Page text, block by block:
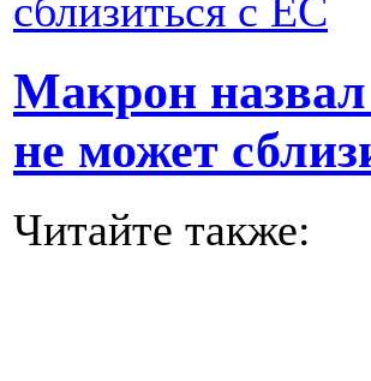
Макрон
не может
Читайте также: